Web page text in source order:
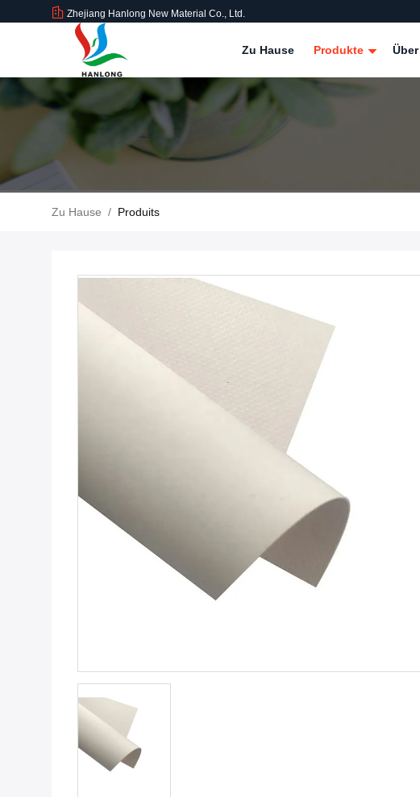
Zhejiang Hanlong New Material Co., Ltd.
Zu Hause Produkte
Zu Hause / Produits